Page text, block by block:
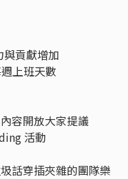
貢獻增加
上班天數
容開放大家提議
活動
話穿插夾雜的團隊樂